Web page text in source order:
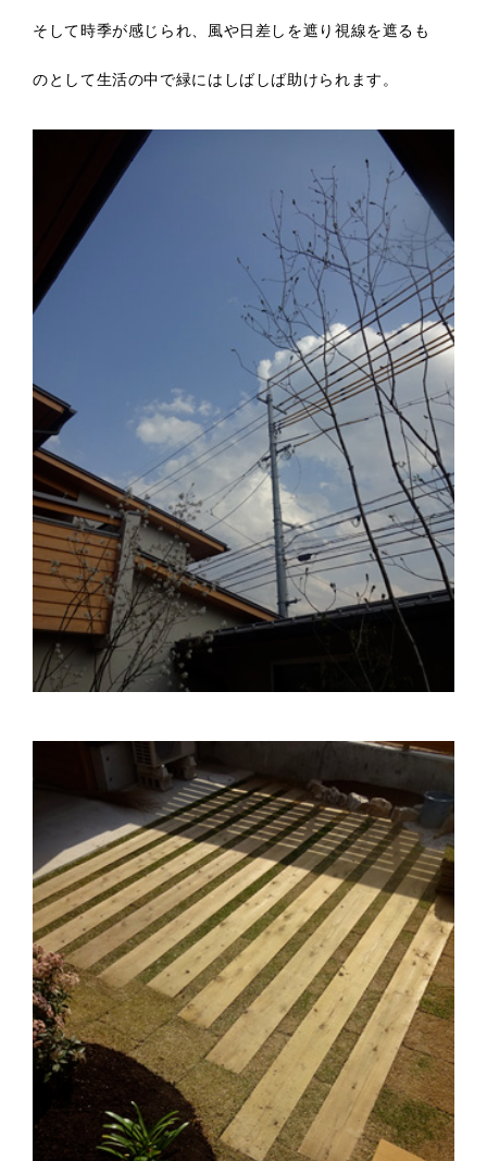
そして時季が感じられ、風や日差しを遮り視線を遮るも
のとして生活の中で緑にはしばしば助けられます。